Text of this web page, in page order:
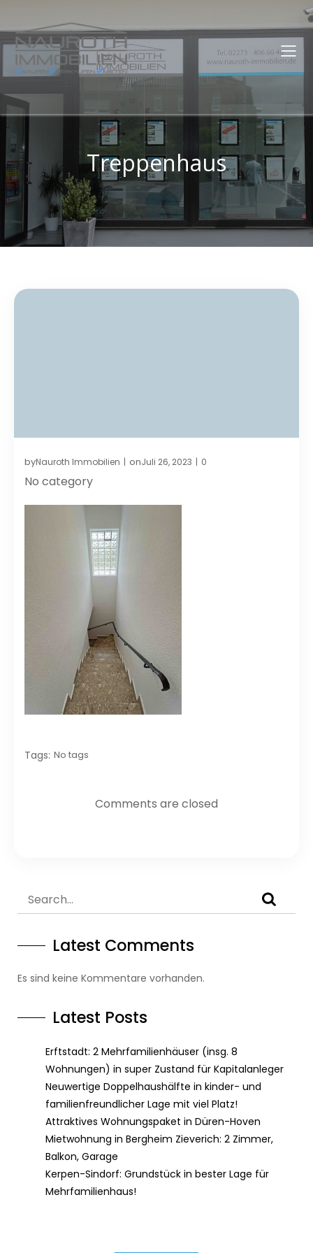
Treppenhaus
byNauroth Immobilien | onJuli 26, 2023 | 0
No category
Tags: No tags
Comments are closed
Latest Comments
Es sind keine Kommentare vorhanden.
Latest Posts
Erftstadt: 2 Mehrfamilienhäuser (insg. 8
Wohnungen) in super Zustand für Kapitalanleger
Neuwertige Doppelhaushälfte in kinder- und
familienfreundlicher Lage mit viel Platz!
Attraktives Wohnungspaket in Düren-Hoven
Mietwohnung in Bergheim Zieverich: 2 Zimmer,
Balkon, Garage
Kerpen-Sindorf: Grundstück in bester Lage für
Mehrfamilienhaus!